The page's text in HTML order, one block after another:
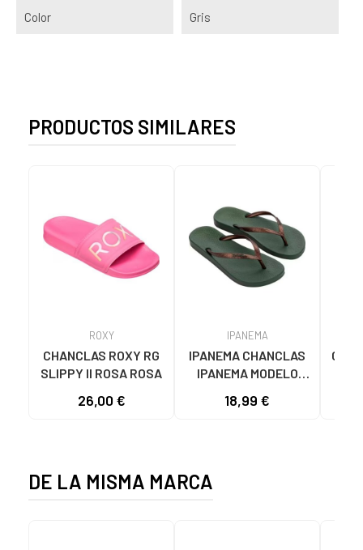
Color Gris
PRODUCTOS SIMILARES
ROXY
CHANCLAS ROXY RG
SLIPPY II ROSA ROSA
26,00 €
IPANEMA
IPANEMA CHANCLAS
IPANEMA MODELO
MARRON
18,99 €
DE LA MISMA MARCA